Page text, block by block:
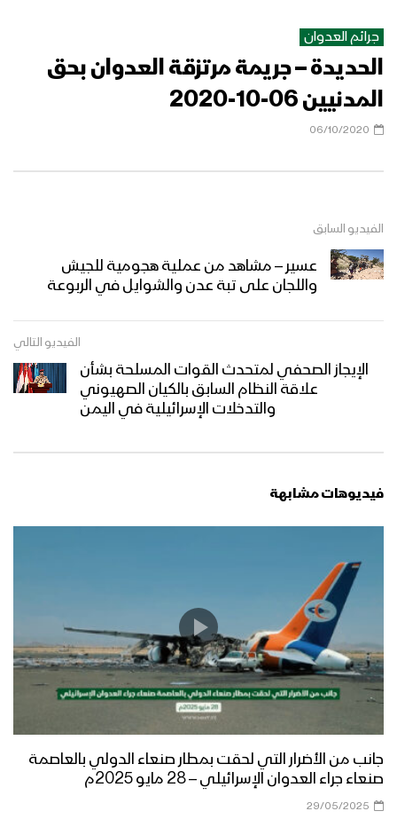
جرائم العدوان
الحديدة – جريمة مرتزقة العدوان بحق
المدنيين 06-10-2020
06/10/2020
الفيديو السابق
عسير – مشاهد من عملية هجومية للجيش
واللجان على تبة عدن والشوايل في الربوعة
الفيديو التالي
الإيجاز الصحفي لمتحدث القوات المسلحة بشأن
علاقة النظام السابق بالكيان الصهيوني
والتدخلات الإسرائيلية في اليمن
فيديوهات مشابهة
جانب من الأضرار التي لحقت بمطار صنعاء الدولي بالعاصمة
صنعاء جراء العدوان الإسرائيلي – 28 مايو 2025م
29/05/2025